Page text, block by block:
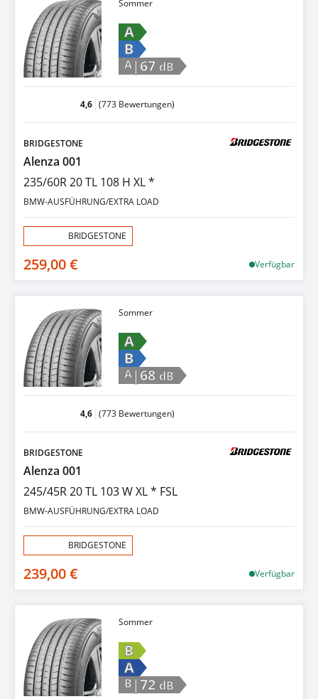
Sommer
A
B
A |67 dB
4,6 (773 Bewertungen)
BRIDGESTONE
Alenza 001
235/60R 20 TL 108 H XL *
BMW-AUSFÜHRUNG/EXTRA LOAD
BRIDGESTONE
259,00 € Verfügbar
Sommer
A
B
A |68 dB
4,6 (773 Bewertungen)
BRIDGESTONE
Alenza 001
245/45R 20 TL 103 W XL * FSL
BMW-AUSFÜHRUNG/EXTRA LOAD
BRIDGESTONE
239,00 € Verfügbar
Sommer
B
A
B |72 dB